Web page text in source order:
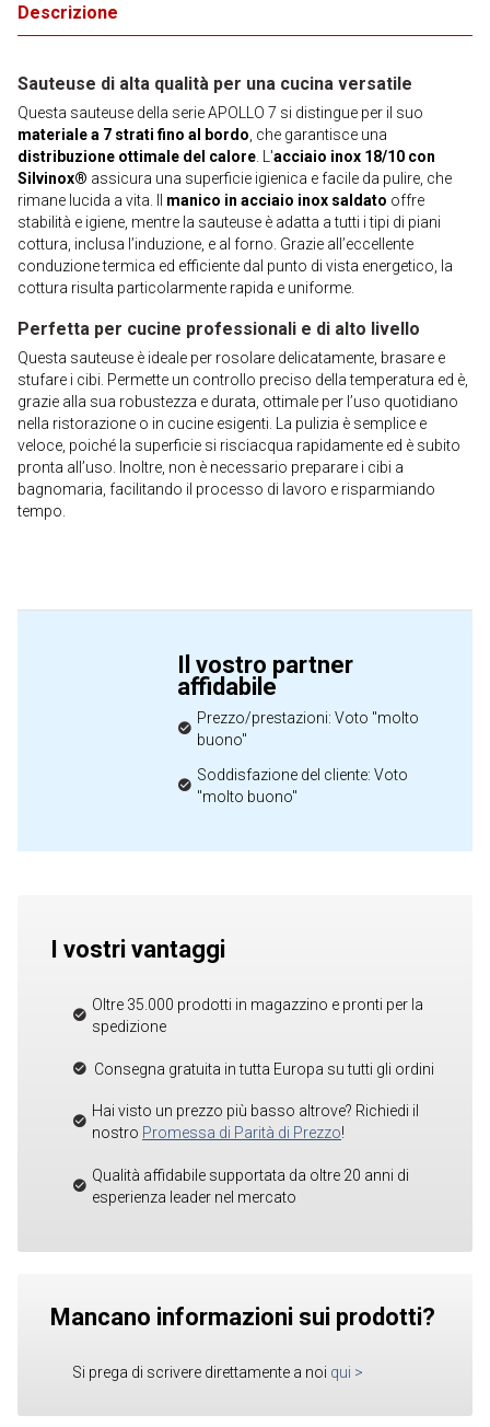
Descrizione
Sauteuse di alta qualità per una cucina versatile
Questa sauteuse della serie APOLLO 7 si distingue per il suo
materiale a 7 strati fino al bordo , che garantisce una
distribuzione ottimale del calore . L'acciaio inox 18/10 con
Silvinox® assicura una superficie igienica e facile da pulire, che
rimane lucida a vita. Il manico in acciaio inox saldato offre
stabilità e igiene, mentre la sauteuse è adatta a tutti i tipi di piani
cottura, inclusa l’induzione, e al forno. Grazie all’eccellente
conduzione termica ed efficiente dal punto di vista energetico, la
cottura risulta particolarmente rapida e uniforme.
Perfetta per cucine professionali e di alto livello
Questa sauteuse è ideale per rosolare delicatamente, brasare e
stufare i cibi. Permette un controllo preciso della temperatura ed è,
grazie alla sua robustezza e durata, ottimale per l’uso quotidiano
nella ristorazione o in cucine esigenti. La pulizia è semplice e
veloce, poiché la superficie si risciacqua rapidamente ed è subito
pronta all’uso. Inoltre, non è necessario preparare i cibi a
bagnomaria, facilitando il processo di lavoro e risparmiando
tempo.
Il vostro partner
affidabile
Prezzo/prestazioni: Voto "molto
buono"
Soddisfazione del cliente: Voto
"molto buono"
I vostri vantaggi
Oltre 35.000 prodotti in magazzino e pronti per la
spedizione
Consegna gratuita in tutta Europa su tutti gli ordini
Hai visto un prezzo più basso altrove? Richiedi il
nostro Promessa di Parità di Prezzo!
Qualità affidabile supportata da oltre 20 anni di
esperienza leader nel mercato
Mancano informazioni sui prodotti?
Si prega di scrivere direttamente a noi qui >